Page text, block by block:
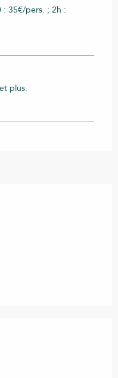
: 35€/pers. ; 2h :
plus.